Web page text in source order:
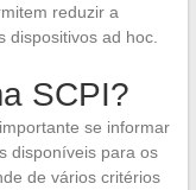
reduzir a
dispositivos ad hoc.
SCPI?
importante se informar
disponíveis para os
de vários critérios